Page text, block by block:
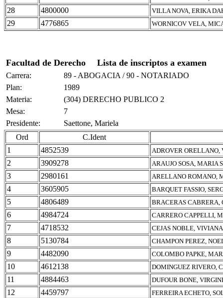
28 4800000 VILLA NOVA, ERIKA
29 4776865 WORNICOV VELA,
Facultad de Derecho Lista de inscriptos a examen
Carrera:
89 - ABOGACIA / 90 - NOTARIADO
Plan:
1989
Materia:
(304) DERECHO PUBLICO 2
Mesa:
7
Presidente:
Saettone, Mariela
Ord
C.Ident
1
4852539 ADROVER ORELLANO,
2 3909278 ARAUJO SOSA, MARIA
3 2980161 ARELLANO ROMANO,
4 3605905 BARQUET FASSIO,
5 4806489 BRACERAS CABRERA,
6 4984724 CARRERO CAPPELLI,
7 4718532 CEJAS NOBLE,
8 5130784 CHAMPON PEREZ,
9 4482090 COLOMBO PAPKE,
10 4612138 DOMINGUEZ RIVERO,
11 4884463 DUFOUR BONE,
12 4459797 FERREIRA ECHETO,